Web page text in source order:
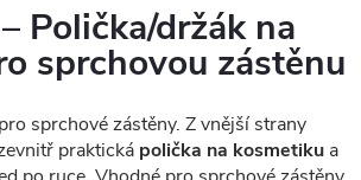
Polička/držák na
sprchovou zástěnu
pro sprchové zástěny. Z vnější strany
praktická polička na kosmetiku a